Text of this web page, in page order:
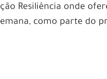
Resiliência onde
como parte do